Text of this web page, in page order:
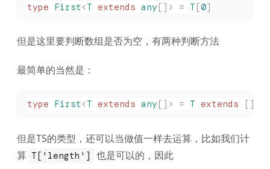
type First <T extends any []> = T [0]
但是这里要判断数组是否为空，有两种判断方法
最简单的当然是：
type First <T extends any []> = T extends []
但是TS的类型，还可以当做值一样去运算，比如我们计
算 T['length'] 也是可以的，因此